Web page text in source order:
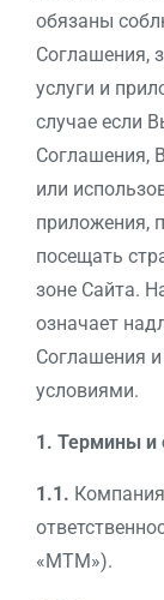
обязаны
Соглашения,
услуги и
случае если
Соглашения,
или
приложения,
посещать
зоне Сайта.
означает
Соглашения
условиями.
1. Термины и
1.1.
«MTM»).